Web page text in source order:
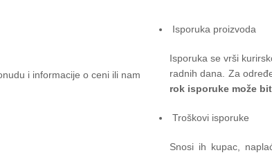
i informacije o ceni ili nam
Isporuka proizvoda
Isporuka se vrši
radnih dana. Za
rok isporuke može
Troškovi isporuke
Snosi ih kupac,